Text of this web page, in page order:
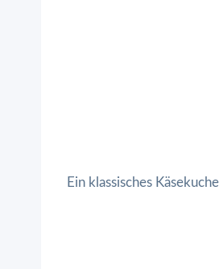
Ein klassisches